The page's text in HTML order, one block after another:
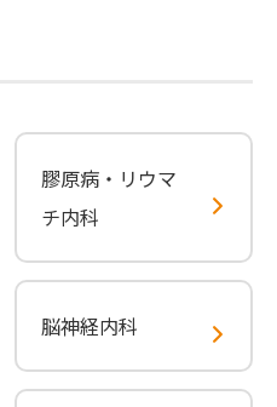
膠原病・リウマ
チ内科
脳神経内科